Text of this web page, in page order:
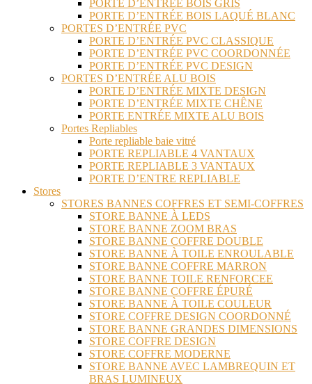
PORTE D’ENTRÉE BOIS GRIS
PORTE D’ENTRÉE BOIS LAQUÉ BLANC
PORTES D’ENTRÉE PVC
PORTE D’ENTRÉE PVC CLASSIQUE
PORTE D’ENTRÉE PVC COORDONNÉE
PORTE D’ENTRÉE PVC DESIGN
PORTES D’ENTRÉE ALU BOIS
PORTE D’ENTRÉE MIXTE DESIGN
PORTE D’ENTRÉE MIXTE CHÊNE
PORTE ENTRÉE MIXTE ALU BOIS
Portes Repliables
Porte repliable baie vitré
PORTE REPLIABLE 4 VANTAUX
PORTE REPLIABLE 3 VANTAUX
PORTE D’ENTRE REPLIABLE
Stores
STORES BANNES COFFRES ET SEMI-COFFRES
STORE BANNE À LEDS
STORE BANNE ZOOM BRAS
STORE BANNE COFFRE DOUBLE
STORE BANNE À TOILE ENROULABLE
STORE BANNE COFFRE MARRON
STORE BANNE TOILE RENFORCEE
STORE BANNE COFFRE ÉPURÉ
STORE BANNE À TOILE COULEUR
STORE COFFRE DESIGN COORDONNÉ
STORE BANNE GRANDES DIMENSIONS
STORE COFFRE DESIGN
STORE COFFRE MODERNE
STORE BANNE AVEC LAMBREQUIN ET
BRAS LUMINEUX